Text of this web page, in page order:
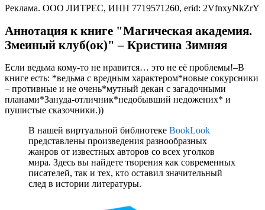
Реклама. ООО ЛИТРЕС, ИНН 7719571260, erid: 2VfnxyNkZrY
Аннотация к книге "Магическая академия.
Змеиный клуб(ок)" – Кристина Зимняя
Если ведьма кому-то не нравится… это не её проблемы!–В
книге есть: *ведьма с вредным характером*новые сокурсники
– противные и не очень*мутный декан с загадочными
планами*Зануда-отличник*недобывший недожених* и
пушистые сказочники.))
В нашей виртуальной библиотеке BookLook
представлены произведения разнообразных
жанров от известных авторов со всех уголков
мира. Здесь вы найдете творения как современных
писателей, так и тех, кто оставил значительный
след в истории литературы.